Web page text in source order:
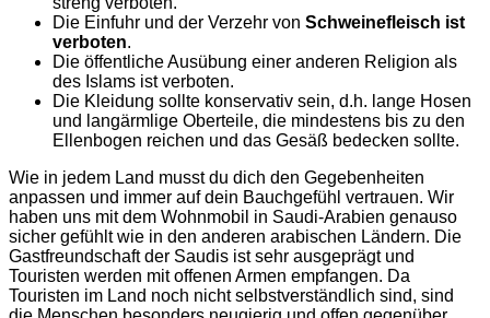
Die Einfuhr und der Verzehr von Schweinefleisch ist
verboten.
Die öffentliche Ausübung einer anderen Religion als
des Islams ist verboten.
Die Kleidung sollte konservativ sein, d.h. lange Hosen
und langärmlige Oberteile, die mindestens bis zu den
Ellenbogen reichen und das Gesäß bedecken sollte.
Wie in jedem Land musst du dich den Gegebenheiten
anpassen und immer auf dein Bauchgefühl vertrauen. Wir
haben uns mit dem Wohnmobil in Saudi-Arabien genauso
sicher gefühlt wie in den anderen arabischen Ländern. Die
Gastfreundschaft der Saudis ist sehr ausgeprägt und
Touristen werden mit offenen Armen empfangen. Da
Touristen im Land noch nicht selbstverständlich sind, sind